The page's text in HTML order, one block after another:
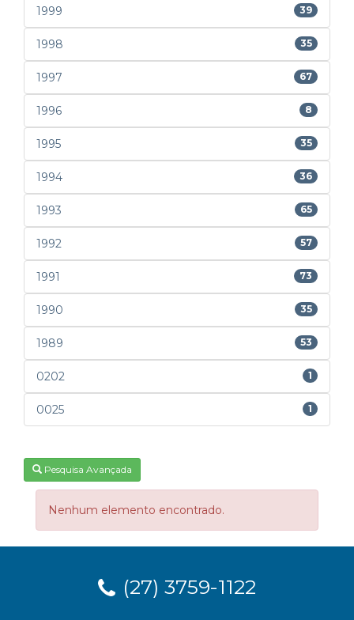
1999 39
1998 35
1997 67
1996 8
1995 35
1994 36
1993 65
1992 57
1991 73
1990 35
1989 53
0202 1
0025 1
Pesquisa Avançada
Nenhum elemento encontrado.
(27) 3759-1122